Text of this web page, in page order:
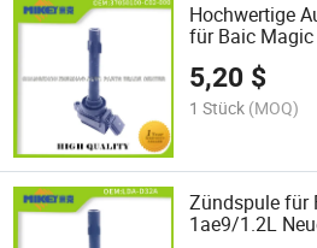
Hochwertige
für Baic
Magic Speed
000
5,20 $
1 Stück (MOQ)
Zündspule für
1ae9/1.2L